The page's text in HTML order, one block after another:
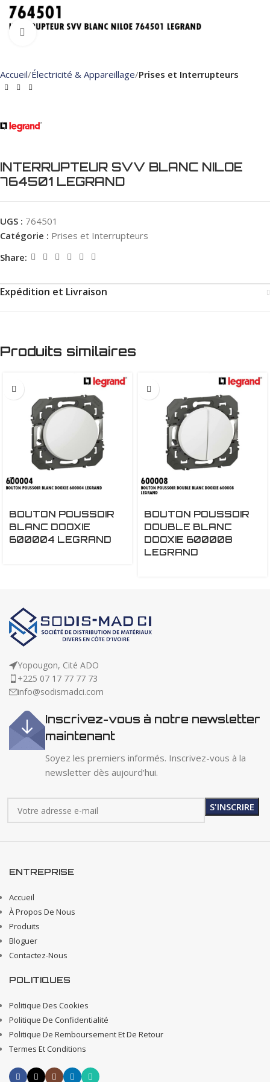
Click to enlarge
Accueil Électricité & Appareillage Prises et Interrupteurs
INTERRUPTEUR SVV BLANC NILOE
764501 LEGRAND
UGS : 764501
Catégorie : Prises et Interrupteurs
Share:
Expédition et Livraison
Produits similaires
BOUTON POUSSOIR
BLANC DOOXIE
600004 LEGRAND
BOUTON POUSSOIR
DOUBLE BLANC
DOOXIE 600008
LEGRAND
Yopougon, Cité ADO
+225 07 17 77 77 73
info@sodismadci.com
Inscrivez-vous à notre newsletter
maintenant
Soyez les premiers informés. Inscrivez-vous à la
newsletter dès aujourd'hui.
ENTREPRISE
Accueil
À Propos De Nous
Produits
Bloguer
Contactez-Nous
POLITIQUES
Politique Des Cookies
Politique De Confidentialité
Politique De Remboursement Et De Retour
Termes Et Conditions